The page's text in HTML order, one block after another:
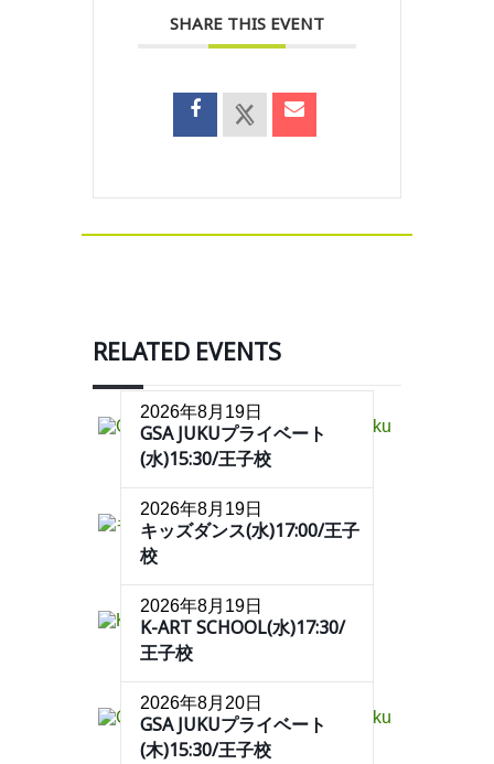
SHARE THIS EVENT
RELATED EVENTS
2026年8月19日
GSA JUKUプライベート
(水)15:30/王子校
2026年8月19日
キッズダンス(水)17:00/王子
校
2026年8月19日
K-ART SCHOOL(水)17:30/
王子校
2026年8月20日
GSA JUKUプライベート
(木)15:30/王子校